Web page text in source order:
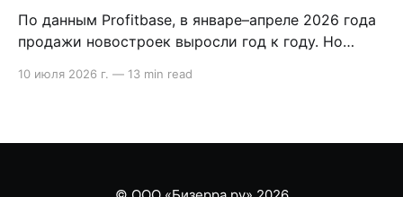
По данным Profitbase, в январе–апреле 2026 года
продажи новостроек выросли год к году. Но
меньше, сделка стала длиннее, а главный риск
девелопера. Содержание * Методология кратко:
10 июля 2026 г. — 13 min read